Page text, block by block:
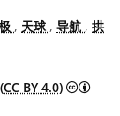
, 天球 , 导航 , 拱
BY 4.0) 知识